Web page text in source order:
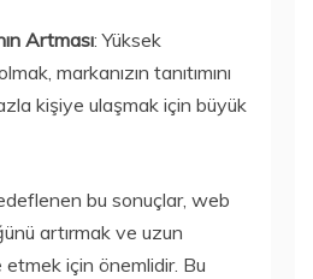
Artması: Yüksek
markanızın tanıtımını
kişiye ulaşmak için büyük
bu sonuçlar, web
artırmak ve uzun
etmek için önemlidir. Bu